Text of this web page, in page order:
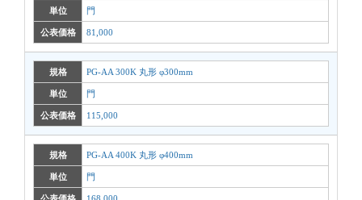
単位 門
公表価格 81,000
規格 PG-AA 300K 丸形 φ300mm
単位 門
公表価格 115,000
規格 PG-AA 400K 丸形 φ400mm
単位 門